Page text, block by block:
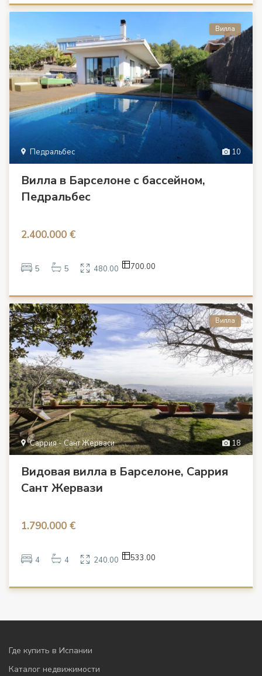
10
Педральбес
Вилла
Вилла в Барселоне с бассейном,
Педральбес
2.400.000 €
5 5 480.00 700.00
18
Саррия - Сант Жерваси
Вилла
Видовая вилла в Барселоне, Саррия
Сант Жервази
1.790.000 €
4 4 240.00 533.00
Где купить в Испании
Каталог недвижимости